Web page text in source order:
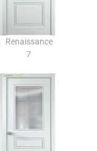
Renaissance
7